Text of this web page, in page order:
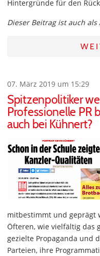
Hintergründe für den
Dieser Beitrag ist auch
07. März 2019 um 15:29
Spitzenpolitiker
Professionelle PR
auch bei Kühnert?
mitbestimmt und geprägt
Öfteren, wie vielfältig das
gezielte Propaganda und
Parteien, ihre